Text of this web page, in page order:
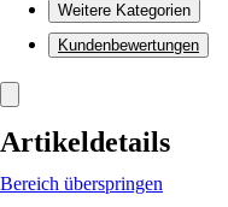
Weitere Kategorien
Kundenbewertungen
Artikeldetails
Bereich überspringen